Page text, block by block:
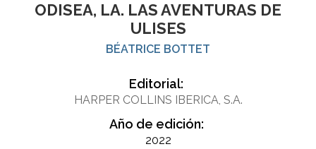
ODISEA, LA. LAS AVENTURAS DE
ULISES
BÉATRICE BOTTET
Editorial:
HARPER COLLINS IBERICA, S.A.
Año de edición:
2022